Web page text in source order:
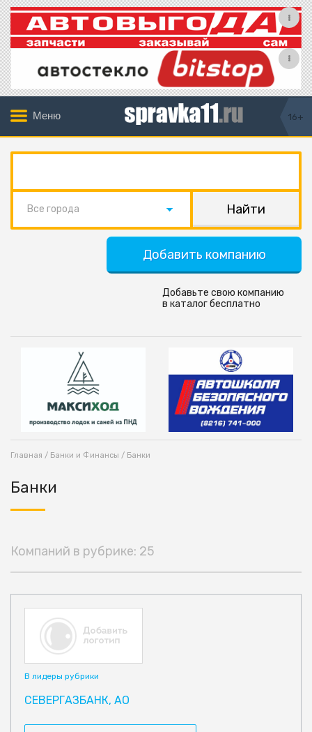
Меню 16+
Все города
Добавить компанию
Добавьте свою компанию
в каталог бесплатно
Главная / Банки и Финансы / Банки
Банки
Компаний в рубрике: 25
В лидеры рубрики
СЕВЕРГАЗБАНК, АО